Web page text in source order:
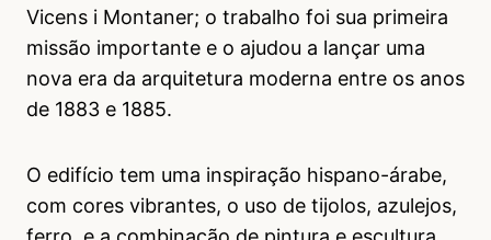
Vicens i Montaner; o trabalho foi sua primeira
missão importante e o ajudou a lançar uma
nova era da arquitetura moderna entre os anos
de 1883 e 1885.
O edifício tem uma inspiração hispano-árabe,
com cores vibrantes, o uso de tijolos, azulejos,